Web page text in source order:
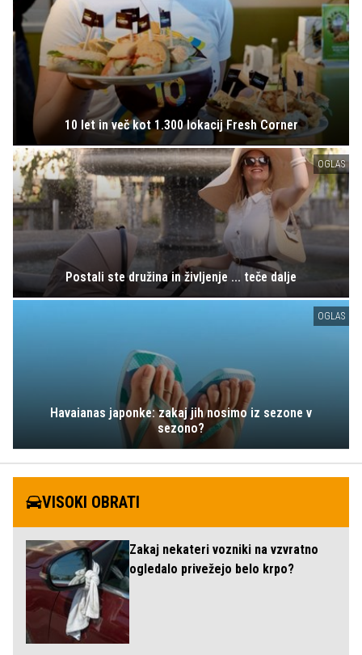
10 let in več kot 1.300 lokacij Fresh Corner
OGLAS
Postali ste družina in življenje ... teče dalje
OGLAS
Havaianas japonke: zakaj jih nosimo iz sezone v
sezono?
VISOKI OBRATI
Zakaj nekateri vozniki na vzvratno
ogledalo privežejo belo krpo?